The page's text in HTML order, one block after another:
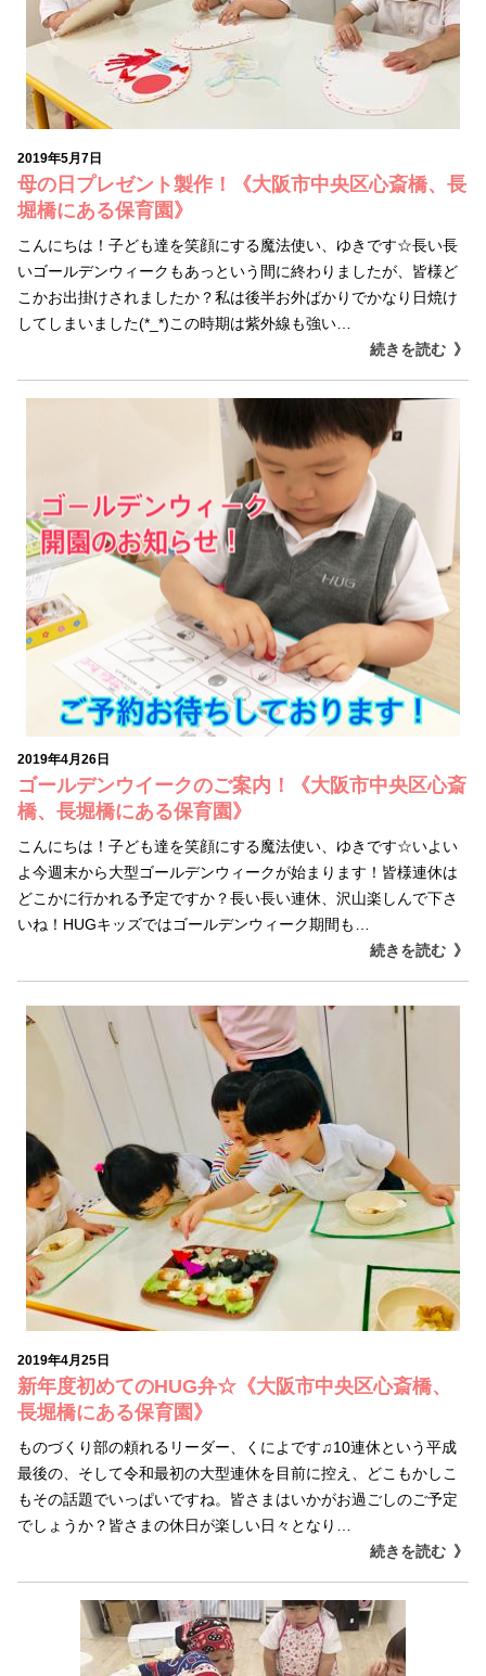
2019年5月7日
母の日プレゼント製作！《大阪市中央区心斎橋、長
堀橋にある保育園》
こんにちは！子ども達を笑顔にする魔法使い、ゆきです☆長い長
いゴールデンウィークもあっという間に終わりましたが、皆様ど
こかお出掛けされましたか？私は後半お外ばかりでかなり日焼け
してしまいました(*_*)この時期は紫外線も強い…
続きを読む
2019年4月26日
ゴールデンウイークのご案内！《大阪市中央区心斎
橋、長堀橋にある保育園》
こんにちは！子ども達を笑顔にする魔法使い、ゆきです☆いよい
よ今週末から大型ゴールデンウィークが始まります！皆様連休は
どこかに行かれる予定ですか？長い長い連休、沢山楽しんで下さ
いね！HUGキッズではゴールデンウィーク期間も…
続きを読む
2019年4月25日
新年度初めてのHUG弁☆《大阪市中央区心斎橋、
長堀橋にある保育園》
ものづくり部の頼れるリーダー、くによです♫10連休という平成
最後の、そして令和最初の大型連休を目前に控え、どこもかしこ
もその話題でいっぱいですね。皆さまはいかがお過ごしのご予定
でしょうか？皆さまの休日が楽しい日々となり…
続きを読む